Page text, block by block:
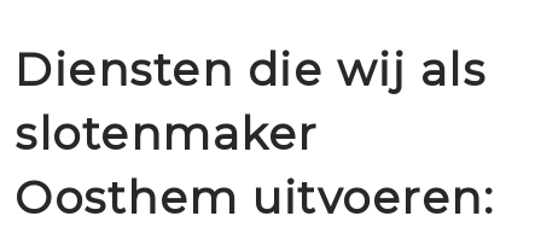
Diensten die wij als
slotenmaker
Oosthem uitvoeren: